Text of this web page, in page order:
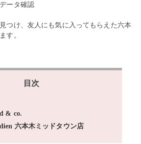
ータ確認
つけ、友人にも気に入ってもらえた六本
す。
目次
& co.
六本木ミッドタウン店